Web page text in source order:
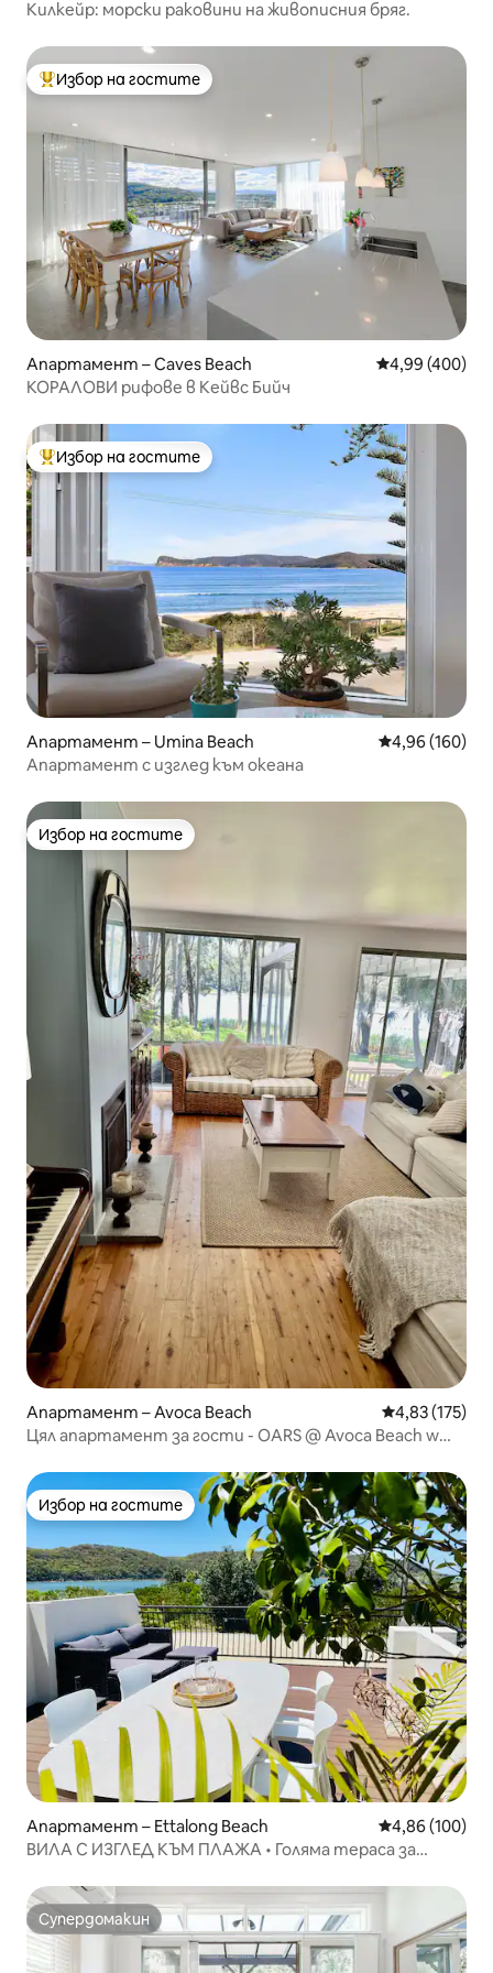
Килкейр: морски раковини на живописния бряг.
Най-популярен избор на гостите
Избор на гостите
Апартамент – Caves Beach Средна
4,99 (400)
КОРАЛОВИ рифове в Кейвс Бийч
Най-популярен избор на гостите
Избор на гостите
Апартамент – Umina Beach Средна
4,96 (160)
Апартамент с изглед към океана
Избор на гостите
Избор на гостите
Апартамент – Avoca Beach Средна
4,83 (175)
Цял апартамент за гости - OARS @ Avoca Beach w
Избор на гостите
Избор на гостите
Апартамент – Ettalong Beach Средна
4,86 (100)
ВИЛА С ИЗГЛЕД КЪМ ПЛАЖА • Голяма тераса за
Супердомакин
Супердомакин